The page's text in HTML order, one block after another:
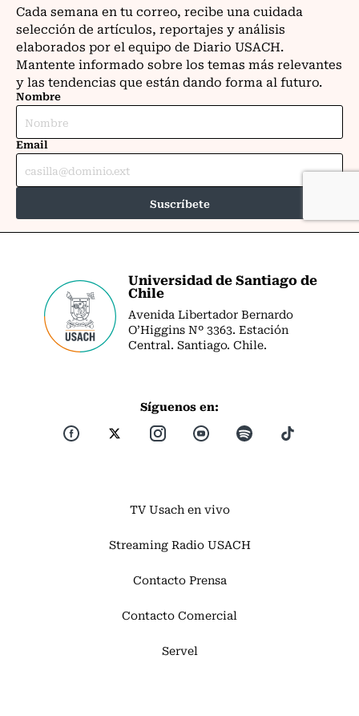
Universidad de Santiago de
Chile
Avenida Libertador Bernardo
O’Higgins Nº 3363. Estación
Central. Santiago. Chile.
Síguenos en:
TV Usach en vivo
Streaming Radio USACH
Contacto Prensa
Contacto Comercial
Servel